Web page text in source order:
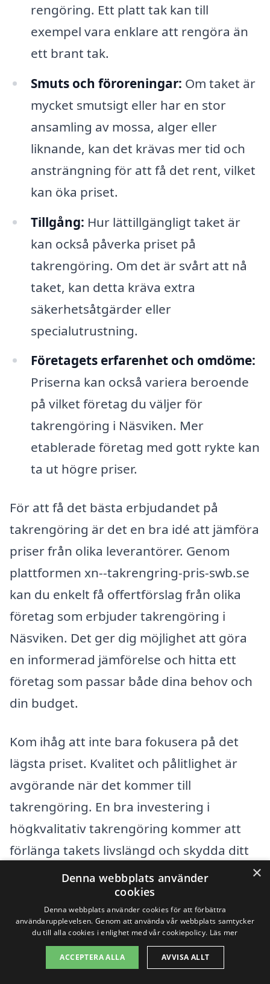
rengöring. Ett platt tak kan till
exempel vara enklare att rengöra än
ett brant tak.
Smuts och föroreningar: Om taket är
mycket smutsigt eller har en stor
ansamling av mossa, alger eller
liknande, kan det krävas mer tid och
ansträngning för att få det rent, vilket
kan öka priset.
Tillgång: Hur lättillgängligt taket är
kan också påverka priset på
takrengöring. Om det är svårt att nå
taket, kan detta kräva extra
säkerhetsåtgärder eller
specialutrustning.
Företagets erfarenhet och omdöme:
Priserna kan också variera beroende
på vilket företag du väljer för
takrengöring i Näsviken. Mer
etablerade företag med gott rykte kan
ta ut högre priser.
För att få det bästa erbjudandet på
takrengöring är det en bra idé att jämföra
priser från olika leverantörer. Genom
plattformen xn--takrengring-pris-swb.se
kan du enkelt få offertförslag från olika
företag som erbjuder takrengöring i
Näsviken. Det ger dig möjlighet att göra
en informerad jämförelse och hitta ett
företag som passar både dina behov och
din budget.
Kom ihåg att inte bara fokusera på det
lägsta priset. Kvalitet och pålitlighet är
avgörande när det kommer till
takrengöring. En bra investering i
högkvalitativ takrengöring kommer att
förlänga takets livslängd och skydda ditt
hem från framtida skador.
Få 3 erbjudanden, gratis och utan
förpliktelser
×
Denna webbplats använder
cookies
Denna webbplats använder cookies för att förbättra
användarupplevelsen. Genom att använda vår webbplats samtycker
du till alla cookies i enlighet med vår cookiepolicy. Läs mer
ACCEPTERA ALLA AVVISA ALLT